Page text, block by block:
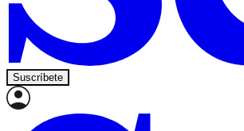
Suscríbete